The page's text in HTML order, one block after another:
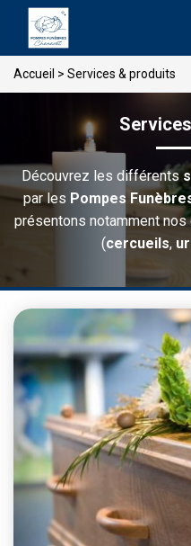
Accueil > Services & produits
Découvrez les différents
par les Pompes
présentons notamment
(cercueils,